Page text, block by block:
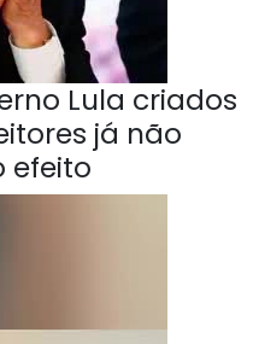
Lula criados
já não
efeito